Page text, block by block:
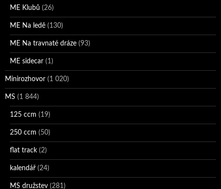
ME Klubů (26)
ME Na ledě (130)
ME Na travnaté dráze (93)
ME sidecar (1)
Minirozhovor (1 020)
MS (1 844)
125 ccm (19)
250 ccm (50)
flat track (2)
kalendář (24)
MS družstev (281)